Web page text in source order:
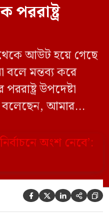
পররাষ্ট্র
আউট হয়ে গেছে
বলে মন্তব্য করে
উপদেষ্টা
বলেছেন, আমার
দেশের একটি
সাক্ষাৎকারে তিনি
লীগ সরকারের সময়
ভুলে যাবে এমন
    